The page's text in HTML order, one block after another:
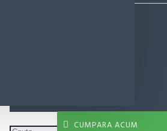
CUMPARA ACUM